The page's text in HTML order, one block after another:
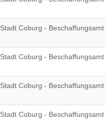
Stadt Coburg - Beschaffungsamt
Stadt Coburg - Beschaffungsamt
Stadt Coburg - Beschaffungsamt
Stadt Coburg - Beschaffungsamt